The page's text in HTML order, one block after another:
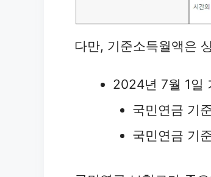
다만, 기준소득월액은
2024년 7월 1일
국민연금 기
국민연금 기